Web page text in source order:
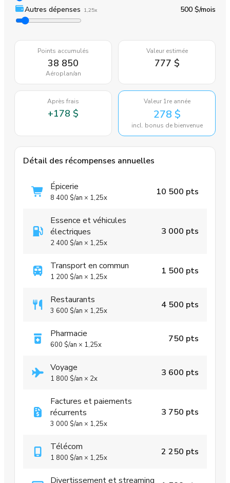
Autres dépenses 1,25x 500 $/mois
Points accumulés
38 850
Aéroplan/an
Valeur estimée
777 $
Après frais
+178 $
Valeur 1re année
278 $
incl. bonus de bienvenue
Détail des récompenses annuelles
Épicerie
8 400 $/an × 1,25x
10 500 pts
Essence et véhicules
électriques
2 400 $/an × 1,25x
3 000 pts
Transport en commun
1 200 $/an × 1,25x
1 500 pts
Restaurants
3 600 $/an × 1,25x
4 500 pts
Pharmacie
600 $/an × 1,25x
750 pts
Voyage
1 800 $/an × 2x
3 600 pts
Factures et paiements
récurrents
3 000 $/an × 1,25x
3 750 pts
Télécom
1 800 $/an × 1,25x
2 250 pts
Divertissement et streaming